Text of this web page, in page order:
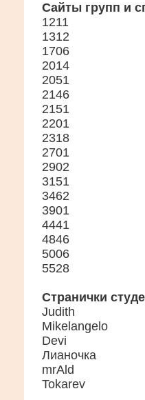
Сайты групп и
1211
1312
1706
2014
2051
2146
2151
2201
2318
2701
2902
3151
3462
3901
4441
4846
5006
5528
Странички
Judith
Mikelangelo
Devi
Лианочка
mrAld
Tokarev